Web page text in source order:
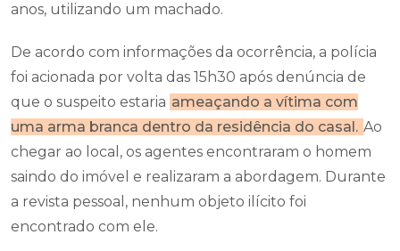
anos, utilizando um machado.
De acordo com informações da ocorrência, a polícia
foi acionada por volta das 15h30 após denúncia de
que o suspeito estaria ameaçando a vítima com
uma arma branca dentro da residência do casal. Ao
chegar ao local, os agentes encontraram o homem
saindo do imóvel e realizaram a abordagem. Durante
a revista pessoal, nenhum objeto ilícito foi
encontrado com ele.